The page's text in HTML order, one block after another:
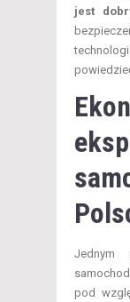
jest
Jednym
pod